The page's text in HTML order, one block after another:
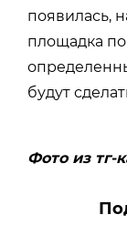
появилась,
площадка
будут
Фото из тг-